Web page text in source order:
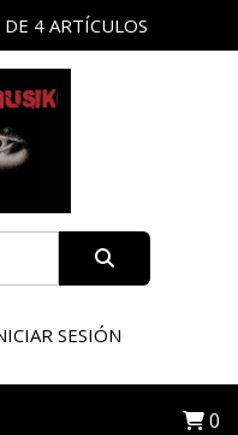
4 ARTÍCULOS
SESIÓN
0